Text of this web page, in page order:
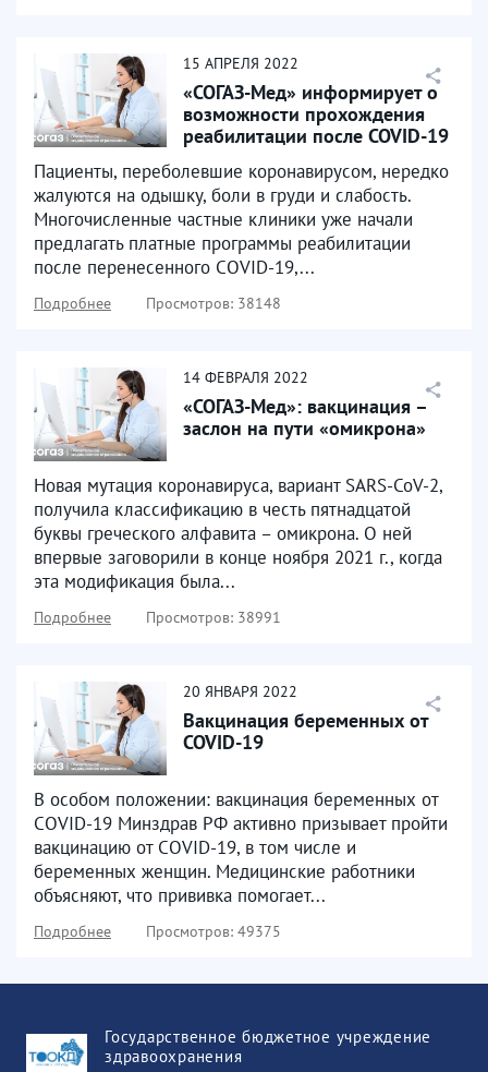
15 АПРЕЛЯ 2022
«СОГАЗ-Мед» информирует о
возможности прохождения
реабилитации после COVID-19
Пациенты, переболевшие коронавирусом, нередко
жалуются на одышку, боли в груди и слабость.
Многочисленные частные клиники уже начали
предлагать платные программы реабилитации
после перенесенного COVID-19,...
Подробнее Просмотров: 38148
14 ФЕВРАЛЯ 2022
«СОГАЗ-Мед»: вакцинация –
заслон на пути «омикрона»
Новая мутация коронавируса, вариант SARS-CoV-2,
получила классификацию в честь пятнадцатой
буквы греческого алфавита – омикрона. О ней
впервые заговорили в конце ноября 2021 г., когда
эта модификация была...
Подробнее Просмотров: 38991
20 ЯНВАРЯ 2022
Вакцинация беременных от
COVID-19
В особом положении: вакцинация беременных от
COVID-19 Минздрав РФ активно призывает пройти
вакцинацию от COVID-19, в том числе и
беременных женщин. Медицинские работники
объясняют, что прививка помогает...
Подробнее Просмотров: 49375
Государственное бюджетное учреждение
здравоохранения